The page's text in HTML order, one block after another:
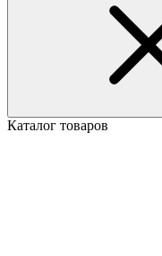
Каталог товаров